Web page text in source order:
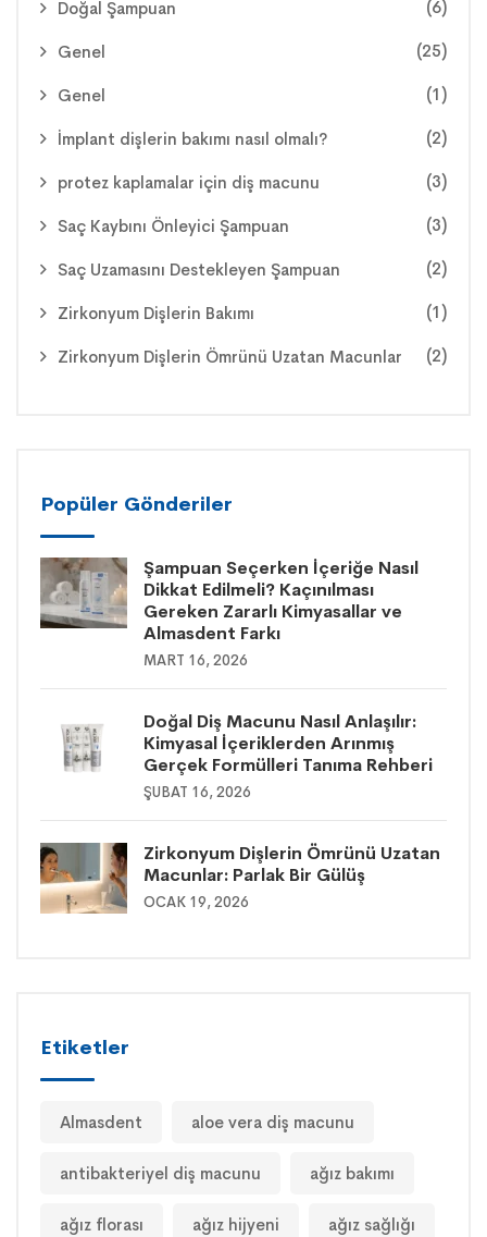
Doğal Şampuan (6)
Genel (25)
Genel (1)
İmplant dişlerin bakımı nasıl olmalı? (2)
protez kaplamalar için diş macunu (3)
Saç Kaybını Önleyici Şampuan (3)
Saç Uzamasını Destekleyen Şampuan (2)
Zirkonyum Dişlerin Bakımı (1)
Zirkonyum Dişlerin Ömrünü Uzatan Macunlar (2)
Popüler Gönderiler
Şampuan Seçerken İçeriğe Nasıl
Dikkat Edilmeli? Kaçınılması
Gereken Zararlı Kimyasallar ve
Almasdent Farkı
MART 16, 2026
Doğal Diş Macunu Nasıl Anlaşılır:
Kimyasal İçeriklerden Arınmış
Gerçek Formülleri Tanıma Rehberi
ŞUBAT 16, 2026
Zirkonyum Dişlerin Ömrünü Uzatan
Macunlar: Parlak Bir Gülüş
OCAK 19, 2026
Etiketler
Almasdent aloe vera diş macunu
antibakteriyel diş macunu ağız bakımı
ağız florası ağız hijyeni ağız sağlığı